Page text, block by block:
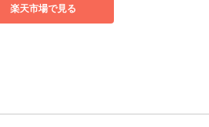
楽天市場で見る